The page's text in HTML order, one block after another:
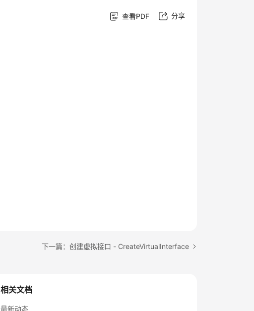
查看PDF 分享
下一篇：创建虚拟接口 - CreateVirtualInterface
相关文档
最新动态